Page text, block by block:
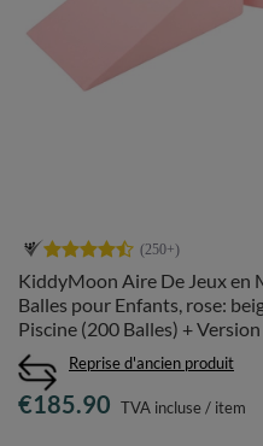
KiddyMoon Aire De Jeux en
Balles pour Enfants, rose:
Piscine (200 Balles) + Version
Reprise d'ancien produit
€185.90 TVA incluse/ item